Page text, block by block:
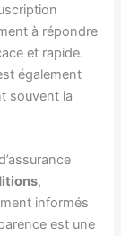
à répondre
et rapide.
également
souvent la
,
informés
est une